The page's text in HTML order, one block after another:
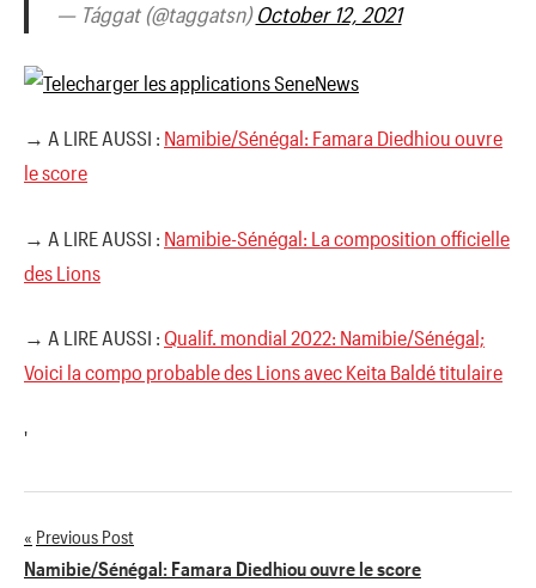
— Tággat (@taggatsn)October 12, 2021
→ A LIRE AUSSI : Namibie/Sénégal: Famara Diedhiou ouvre
le score
→ A LIRE AUSSI : Namibie-Sénégal: La composition officielle
des Lions
→ A LIRE AUSSI : Qualif. mondial 2022: Namibie/Sénégal;
Voici la compo probable des Lions avec Keita Baldé titulaire
'
Navigation
Previous Post
Namibie/Sénégal: Famara Diedhiou ouvre le score